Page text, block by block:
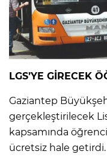
LGS’YE GİRECEK
Gaziantep
gerçekleştirilecek
kapsamında
ücretsiz hale getirdi.